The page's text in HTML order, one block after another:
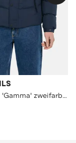
Steppjacke 'Gamma' zweifarbig